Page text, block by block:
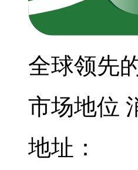
全球领先
市场地位
地址：